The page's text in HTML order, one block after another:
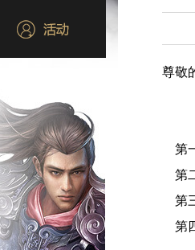
尊敬
第
第
第
第